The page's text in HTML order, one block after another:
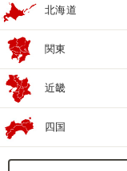
北海道
関東
近畿
四国